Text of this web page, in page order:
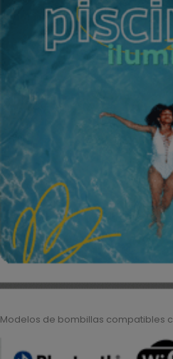
Modelos de bombillas compatibles